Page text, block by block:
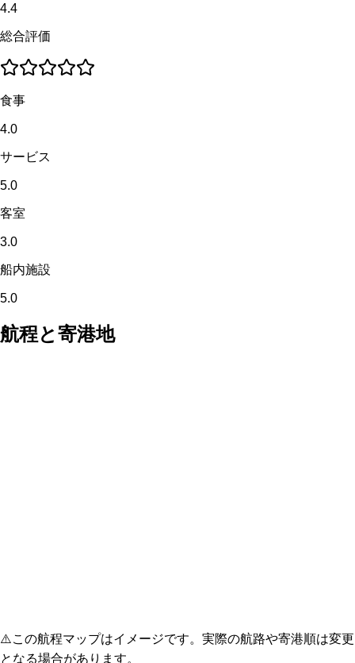
4.4
総合評価
食事
4.0
サービス
5.0
客室
3.0
船内施設
5.0
航程と寄港地
⚠️この航程マップはイメージです。実際の航路や寄港順は変更
となる場合があります。